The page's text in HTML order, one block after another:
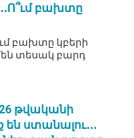
բախտը
բախտը կբերի
տեսակ բարդ
թվականի
ստանալու․․․